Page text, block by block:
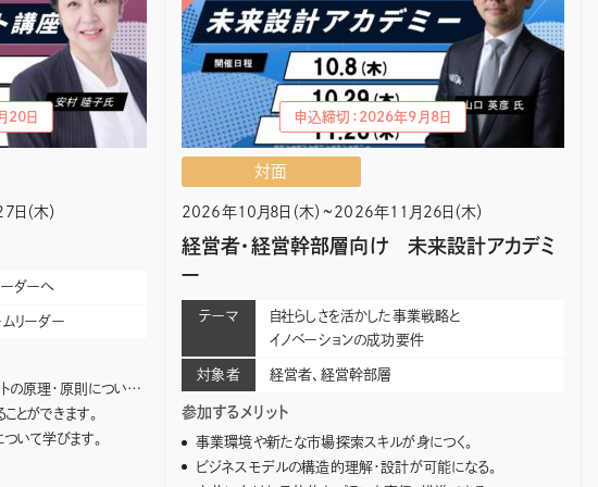
20日
（木）
ーダーへ
リーダー
原則について学びます。
とができます。
いて学びます。
申込締切：2026年9月8日
対面
2026年10月8日（木）~2026年11月26日（木）
経営者・経営幹部層向け 未来設計アカデミ
ー
テーマ
自社らしさを活かした事業戦略と
イノベーションの成功要件
対象者 経営者、経営幹部層
参加するメリット
事業環境や新たな市場探索スキルが身につく。
ビジネスモデルの構造的理解・設計が可能になる。